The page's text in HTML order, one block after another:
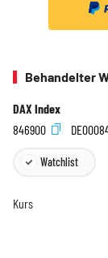
Behandelter
DAX Index
846900
Watchlist
Kurs